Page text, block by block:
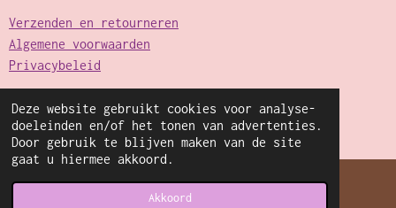
Deze website gebruikt cookies voor analyse-
doeleinden en/of het tonen van advertenties.
Door gebruik te blijven maken van de site
gaat u hiermee akkoord.
Akkoord
Verzenden en retourneren
Algemene voorwaarden
Privacybeleid
© 2022 - 2026 Ge-woonjans
Powered byJouwWeb